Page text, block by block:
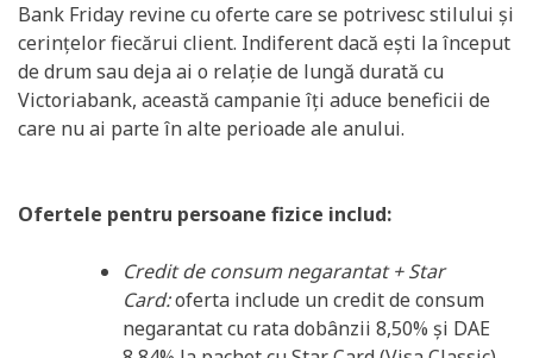
Bank Friday revine cu oferte care se potrivesc stilului și
cerințelor fiecărui client. Indiferent dacă ești la început
de drum sau deja ai o relație de lungă durată cu
Victoriabank, această campanie îți aduce beneficii de
care nu ai parte în alte perioade ale anului.
Ofertele pentru persoane fizice includ:
Credit de consum negarantat + Star
Card:oferta include un credit de consum
negarantat cu rata dobânzii 8,50% și DAE